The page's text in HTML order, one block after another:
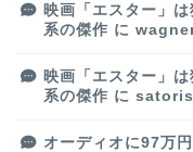
映画「エスター」
系の傑作 に
映画「エスター」
系の傑作 に
オーディオに97万